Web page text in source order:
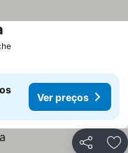
Ver preços
Ver preços
Partilhar